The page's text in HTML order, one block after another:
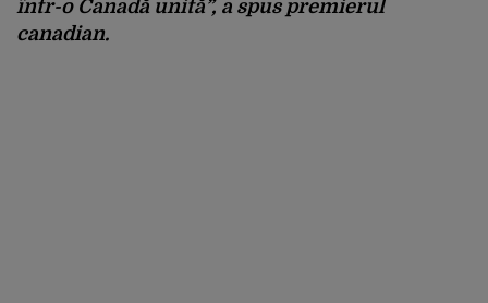
într-o Canadă unită”, a spus premierul
canadian.